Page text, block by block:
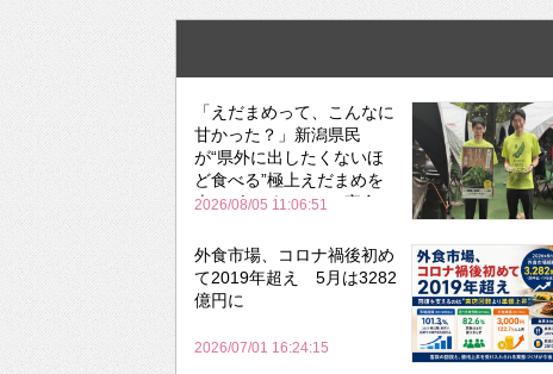
「えだまめって、こんなに
甘かった？」新潟県民
が“県外に出したくないほ
ど食べる”極上えだまめを
森のビアガーデンで実食
2026/08/05 11:06:51
外食市場、コロナ禍後初め
て2019年超え 5月は3282
億円に
2026/07/01 16:24:15